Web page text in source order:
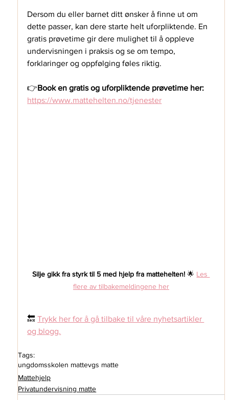
Dersom du eller barnet ditt ønsker å finne ut om
dette passer, kan dere starte helt uforpliktende. En
gratis prøvetime gir dere mulighet til å oppleve
undervisningen i praksis og se om tempo,
forklaringer og oppfølging føles riktig.
👉Book en gratis og uforpliktende prøvetime her:
https://www.mattehelten.no/tjenester
Silje gikk fra styrk til 5 med hjelp fra mattehelten! 🌟 Les
flere av tilbakemeldingene her
🔙 Trykk her for å gå tilbake til våre nyhetsartikler
og blogg.
Tags:
ungdomsskolen mattevgs matte
Mattehjelp
Privatundervisning matte